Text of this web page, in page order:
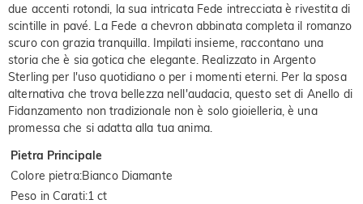
due accenti rotondi, la sua intricata Fede intrecciata è rivestita di
scintille in pavé. La Fede a chevron abbinata completa il romanzo
scuro con grazia tranquilla. Impilati insieme, raccontano una
storia che è sia gotica che elegante. Realizzato in Argento
Sterling per l'uso quotidiano o per i momenti eterni. Per la sposa
alternativa che trova bellezza nell'audacia, questo set di Anello di
Fidanzamento non tradizionale non è solo gioielleria, è una
promessa che si adatta alla tua anima.
Pietra Principale
Colore pietra:Bianco Diamante
Peso in Carati:1 ct